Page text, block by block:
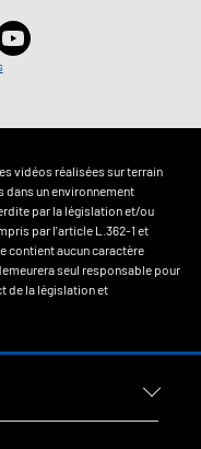
vidéos réalisées sur terrain
dans un environnement
par la législation et/ou
par l'article L.362-1 et
contient aucun caractère
seul responsable pour
de la législation et